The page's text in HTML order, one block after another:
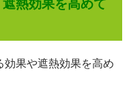
熱効果を高めて
果や遮熱効果を高め